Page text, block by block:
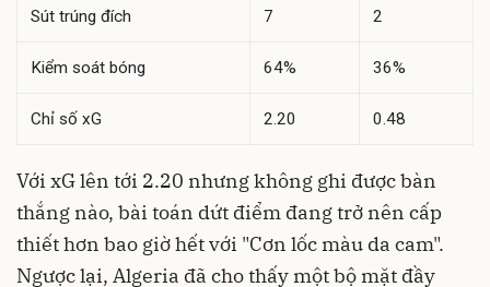
Sút trúng đích 7 2
Kiểm soát bóng 64% 36%
Chỉ số xG 2.20 0.48
Với xG lên tới 2.20 nhưng không ghi được bàn
thắng nào, bài toán dứt điểm đang trở nên cấp
thiết hơn bao giờ hết với "Cơn lốc màu da cam".
Ngược lại, Algeria đã cho thấy một bộ mặt đầy